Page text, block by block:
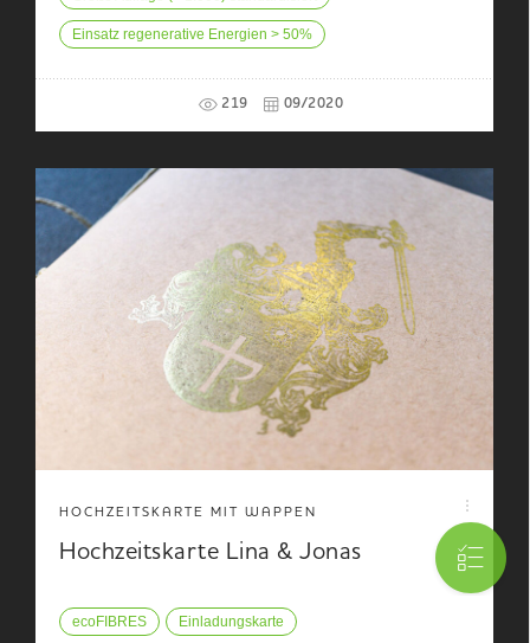
Einsatz regenerative Energien > 50%
219 09/2020
HOCHZEITSKARTE MIT WAPPEN
Hochzeitskarte Lina & Jonas
ecoFIBRES Einladungskarte